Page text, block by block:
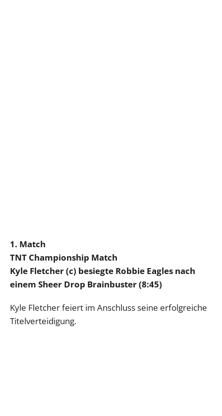
1. Match
TNT Championship Match
Kyle Fletcher (c) besiegte Robbie Eagles nach
einem Sheer Drop Brainbuster (8:45)
Kyle Fletcher feiert im Anschluss seine erfolgreiche
Titelverteidigung.